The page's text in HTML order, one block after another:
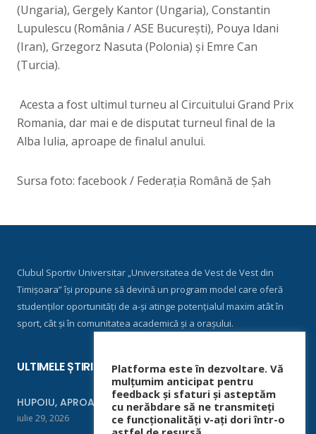
(Ungaria), Gergely Kantor (Ungaria), Constantin
Lupulescu (România / ASE București), Pouya Idani
(Iran), Grzegorz Nasuta (Polonia) și Emre Can
(Turcia).
Acesta a fost ultimul turneu al Circuitului Grand Prix
Romania, dar mai e de disputat turneul final de la
Alba Iulia, aproape de finalul anului.
Sursa foto: facebook / Federația Română de Șah
Clubul Sportiv Universitar „Universitatea de Vest de Vest din
Timișoara” își propune să devină un program model care oferă
studenților oportunități de a-și atinge potențialul maxim atât în
sport, cât și în comunitatea academică și a orașului.
ULTIMELE ȘTIRI
HUPOIU, APROAPE DE FINALĂ LA ORADEA
iulie 29, 2026
Platforma este în dezvoltare. Vă
mulțumim anticipat pentru
feedback și sfaturi și asteptăm
cu nerăbdare să ne transmiteți
ce funcționalități v-ați dori într-o